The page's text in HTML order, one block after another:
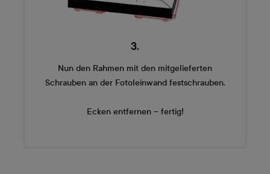
3.
Nun den Rahmen mit den mitgelieferten
Schrauben an der Fotoleinwand festschrauben.
Ecken entfernen – fertig!